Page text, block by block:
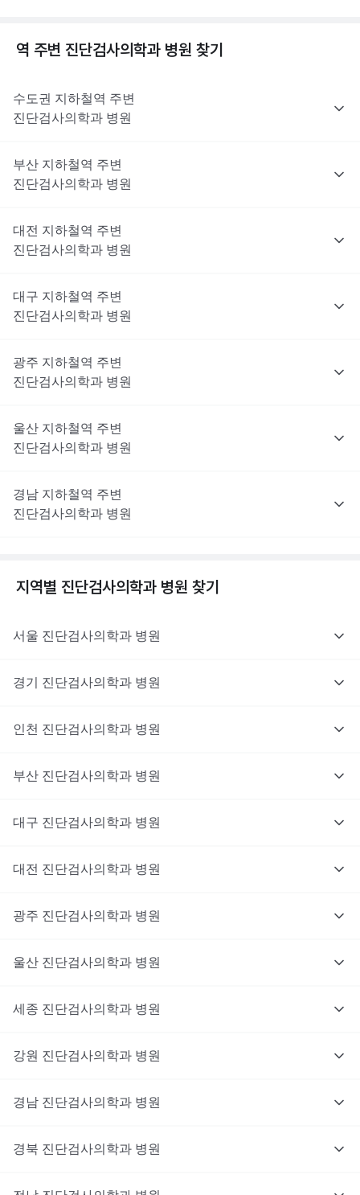
역 주변 진단검사의학과 병원 찾기
수도권 지하철역 주변
진단검사의학과 병원
부산 지하철역 주변
진단검사의학과 병원
대전 지하철역 주변
진단검사의학과 병원
대구 지하철역 주변
진단검사의학과 병원
광주 지하철역 주변
진단검사의학과 병원
울산 지하철역 주변
진단검사의학과 병원
경남 지하철역 주변
진단검사의학과 병원
지역별 진단검사의학과 병원 찾기
서울 진단검사의학과 병원
경기 진단검사의학과 병원
인천 진단검사의학과 병원
부산 진단검사의학과 병원
대구 진단검사의학과 병원
대전 진단검사의학과 병원
광주 진단검사의학과 병원
울산 진단검사의학과 병원
세종 진단검사의학과 병원
강원 진단검사의학과 병원
경남 진단검사의학과 병원
경북 진단검사의학과 병원